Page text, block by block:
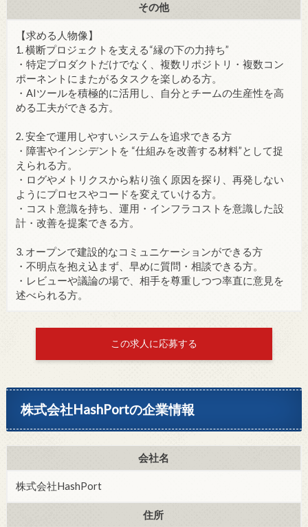
その他
【求める人物像】
1. 横断プロジェクトを支える“縁の下の力持ち”
・特定プロダクトだけでなく、複数リポジトリ・複数コン
ポーネントにまたがるタスクを楽しめる方。
・AIツールを積極的に活用し、自分とチームの生産性を高
める工夫ができる方。
2. 安全で運用しやすいシステムを追求できる方
・障害やインシデントを “仕組みを改善する材料”として捉
えられる方。
・ログやメトリクスから粘り強く原因を探り、再発しない
ようにプロセスやコードを変えていける方。
・コスト意識を持ち、運用・インフラコストを意識した設
計・改善を提案できる方。
3. オープンで建設的なコミュニケーションができる方
・不明点を抱え込まず、早めに質問・相談できる方。
・レビューや議論の場で、相手を尊重しつつ率直に意見を
述べられる方。
この求人に応募する
株式会社HashPortの企業情報
会社名
株式会社HashPort
住所